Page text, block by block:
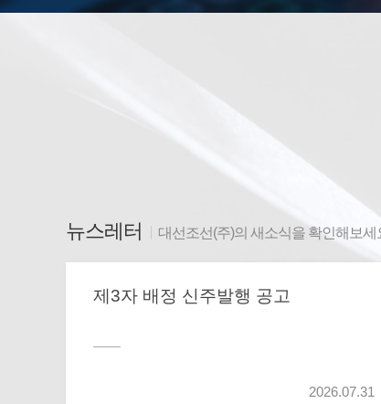
뉴스레터 대선조선(주)의 새소식을 확인해보세
제3자 배정 신주발행 공고
2026.07.31